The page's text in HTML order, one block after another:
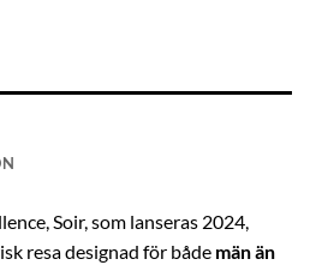
Soir, som lanseras 2024,
resa designad för både män än